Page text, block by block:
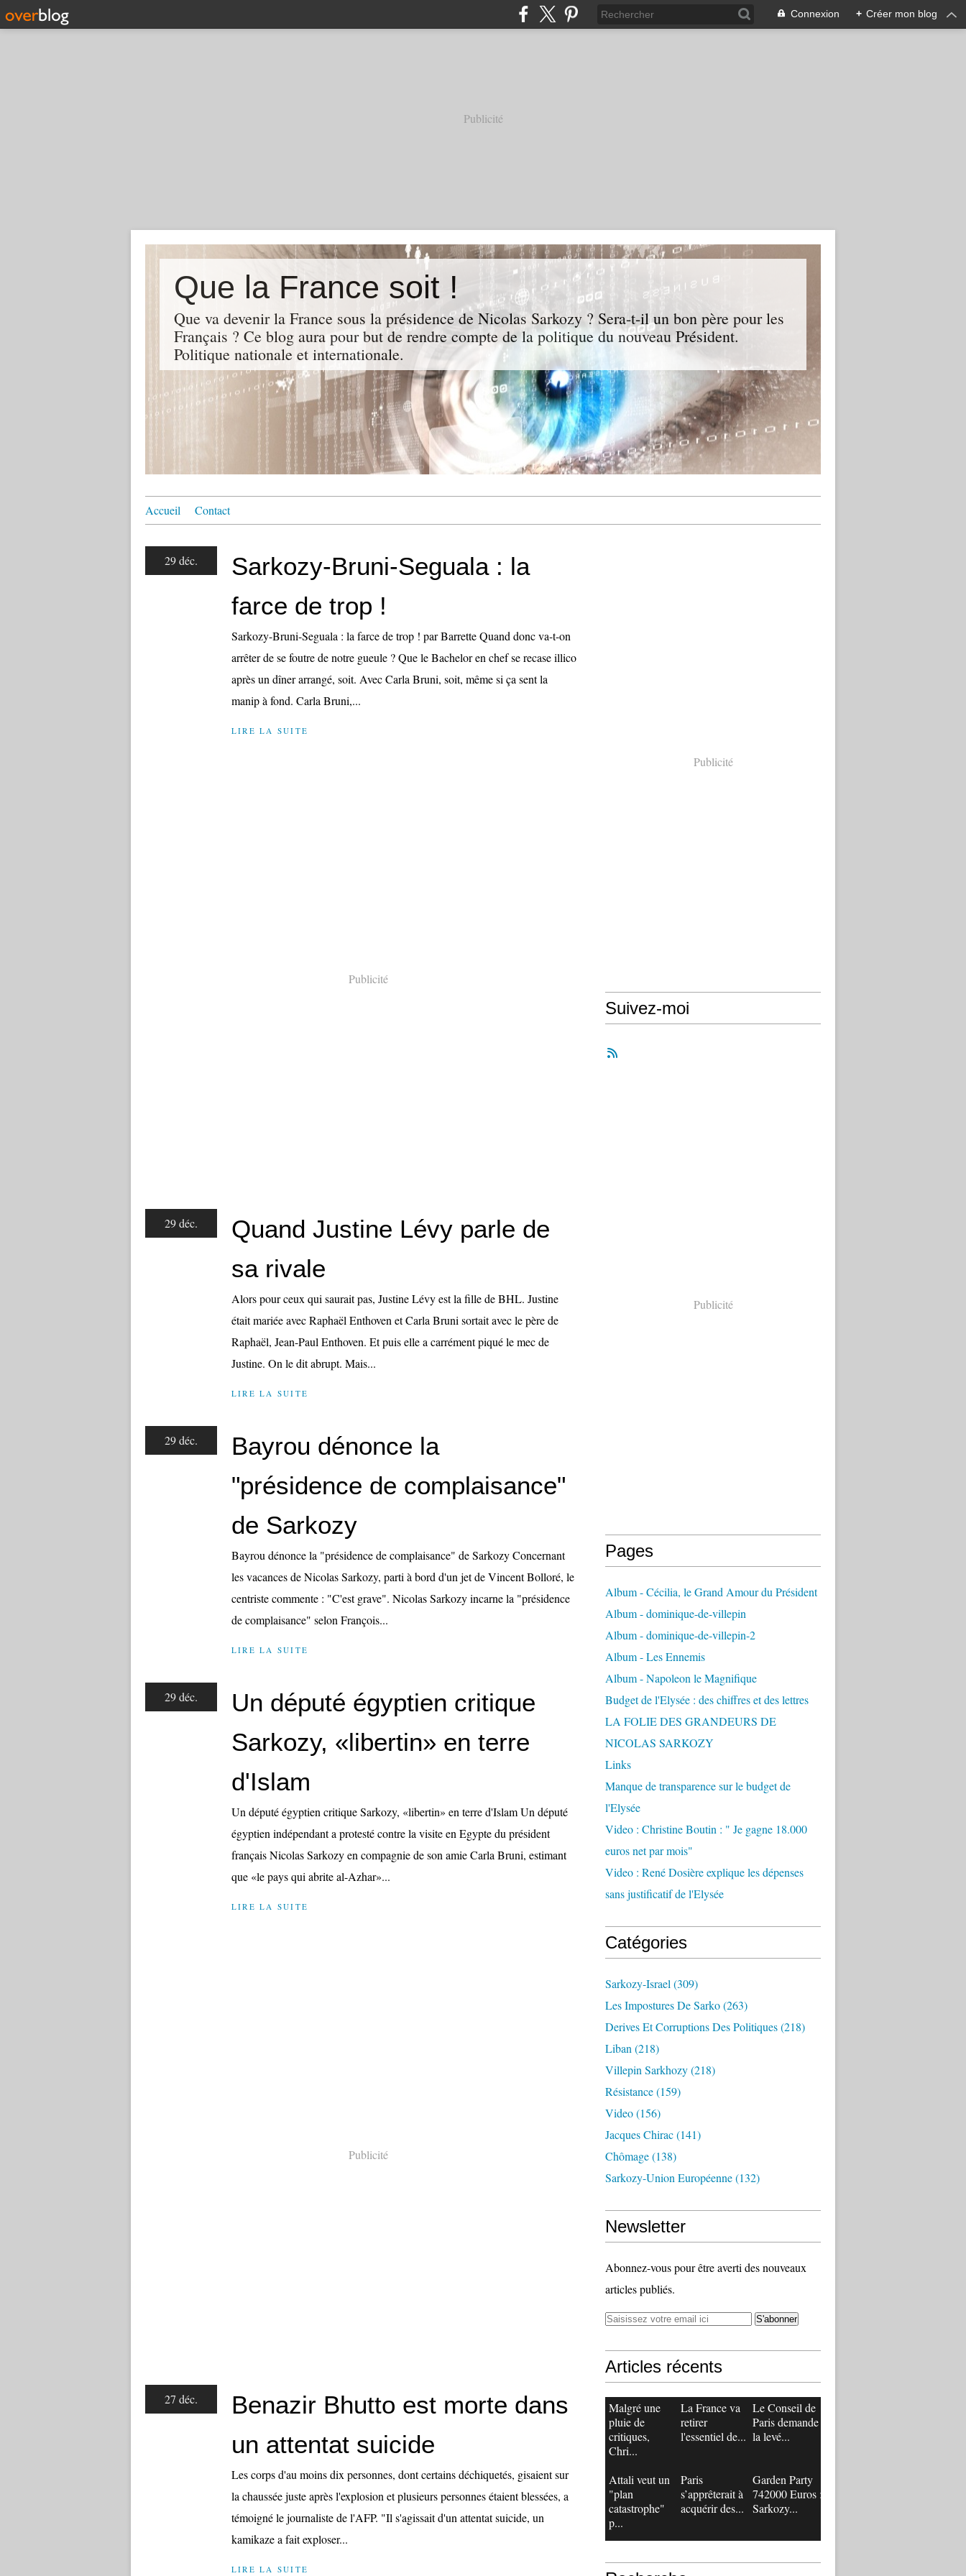
Connexion + Créer mon blog
Publicité
Que la France soit !
Que va devenir la France sous la présidence de Nicolas Sarkozy ? Sera-t-il un bon père pour les
Français ? Ce blog aura pour but de rendre compte de la politique du nouveau Président.
Politique nationale et internationale.
Accueil Contact
29 déc.
Sarkozy-Bruni-Seguala : la
farce de trop !
Sarkozy-Bruni-Seguala : la farce de trop ! par Barrette Quand donc va-t-on
arrêter de se foutre de notre gueule ? Que le Bachelor en chef se recase illico
après un dîner arrangé, soit. Avec Carla Bruni, soit, même si ça sent la
manip à fond. Carla Bruni,...
LIRE LA SUITE
Publicité
29 déc.
Quand Justine Lévy parle de
sa rivale
Alors pour ceux qui saurait pas, Justine Lévy est la fille de BHL. Justine
était mariée avec Raphaël Enthoven et Carla Bruni sortait avec le père de
Raphaël, Jean-Paul Enthoven. Et puis elle a carrément piqué le mec de
Justine. On le dit abrupt. Mais...
LIRE LA SUITE
29 déc.
Bayrou dénonce la
"présidence de complaisance"
de Sarkozy
Bayrou dénonce la "présidence de complaisance" de Sarkozy Concernant
les vacances de Nicolas Sarkozy, parti à bord d'un jet de Vincent Bolloré, le
centriste commente : "C'est grave". Nicolas Sarkozy incarne la "présidence
de complaisance" selon François...
LIRE LA SUITE
29 déc.
Un député égyptien critique
Sarkozy, «libertin» en terre
d'Islam
Un député égyptien critique Sarkozy, «libertin» en terre d'Islam Un député
égyptien indépendant a protesté contre la visite en Egypte du président
français Nicolas Sarkozy en compagnie de son amie Carla Bruni, estimant
que «le pays qui abrite al-Azhar»...
LIRE LA SUITE
Publicité
27 déc.
Benazir Bhutto est morte dans
un attentat suicide
Les corps d'au moins dix personnes, dont certains déchiquetés, gisaient sur
la chaussée juste après l'explosion et plusieurs personnes étaient blessées, a
témoigné le journaliste de l'AFP. "Il s'agissait d'un attentat suicide, un
kamikaze a fait exploser...
LIRE LA SUITE
Publicité
Suivez-moi
Publicité
Pages
Album - Cécilia, le Grand Amour du Président
Album - dominique-de-villepin
Album - dominique-de-villepin-2
Album - Les Ennemis
Album - Napoleon le Magnifique
Budget de l'Elysée : des chiffres et des lettres
LA FOLIE DES GRANDEURS DE
NICOLAS SARKOZY
Links
Manque de transparence sur le budget de
l'Elysée
Video : Christine Boutin : " Je gagne 18.000
euros net par mois"
Video : René Dosière explique les dépenses
sans justificatif de l'Elysée
Catégories
Sarkozy-Israel (309)
Les Impostures De Sarko(263)
Derives Et Corruptions Des Politiques(218)
Liban (218)
Villepin Sarkhozy(218)
Résistance(159)
Video(156)
Jacques Chirac(141)
Chômage(138)
Sarkozy-Union Européenne(132)
Newsletter
Abonnez-vous pour être averti des nouveaux
articles publiés.
Articles récents
Malgré une
pluie de
critiques,
Chri...
La France va
retirer
l'essentiel de...
Le Conseil de
Paris demande
la levé...
Attali veut un
"plan
catastrophe"
p...
Paris
s’apprêterait à
acquérir des...
Garden Party
742000 Euros :
Sarkozy...